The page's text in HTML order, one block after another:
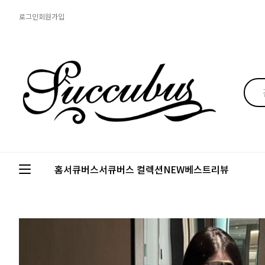
로그인회원가입
홈서큐버스서큐버스 컬렉션NEW베스트리뷰